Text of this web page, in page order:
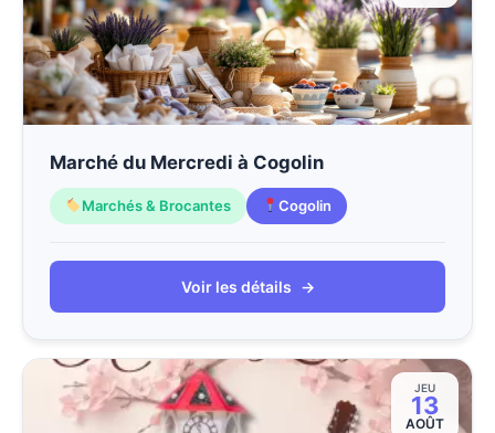
Marché du Mercredi à Cogolin
Marchés & Brocantes Cogolin
Voir les détails →
JEU
13
AOÛT